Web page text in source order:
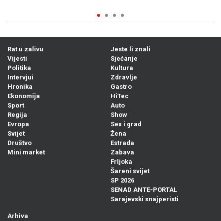
Rat u zalivu
Vijesti
Politika
Intervjui
Hronika
Ekonomija
Sport
Regija
Evropa
Svijet
Društvo
Mini market
Jeste li znali
Sjećanje
Kultura
Zdravlje
Gastro
HiTec
Auto
Show
Sex i grad
Žena
Estrada
Zabava
Frljoka
Šareni svijet
SP 2026
SENAD ANTE-PORTAL
Sarajevski snajperisti
Arhiva